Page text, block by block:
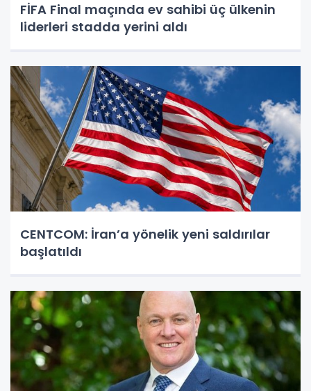
FİFA Final maçında ev sahibi üç ülkenin
liderleri stadda yerini aldı
CENTCOM: İran’a yönelik yeni saldırılar
başlatıldı